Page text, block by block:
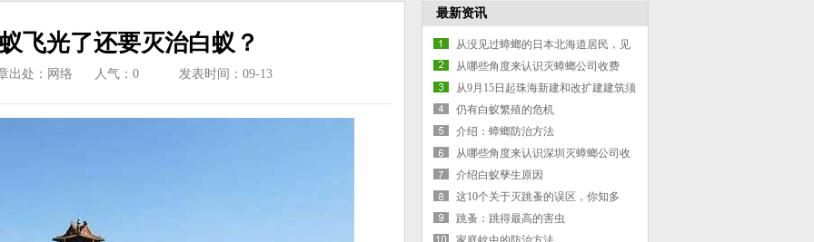
飞光了还要灭治白蚁？
出处：网络 人气： 0 发表时间：09-13
最新资讯
从没见过蟑螂的日本北海道居民，见
到蟑螂时的反应太震撼！
从哪些角度来认识灭蟑螂公司收费
从9月15日起珠海新建和改扩建建筑须
进行白蚁预防处理
仍有白蚁繁殖的危机
介绍：蟑螂防治方法
从哪些角度来认识深圳灭蟑螂公司收
费
介绍白蚁孳生原因
这10个关于灭跳蚤的误区，你知多
少？
跳蚤：跳得最高的害虫